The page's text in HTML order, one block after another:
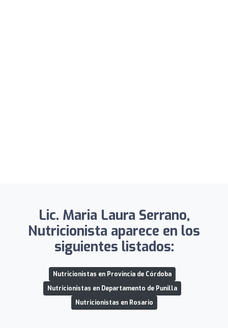
Lic. Maria Laura Serrano,
Nutricionista aparece en los
siguientes listados:
Nutricionistas en Provincia de Córdoba
Nutricionistas en Departamento de Punilla
Nutricionistas en Rosario